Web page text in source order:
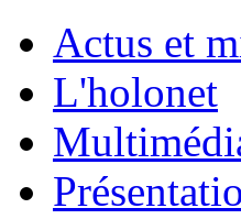
Actus et
L'holonet